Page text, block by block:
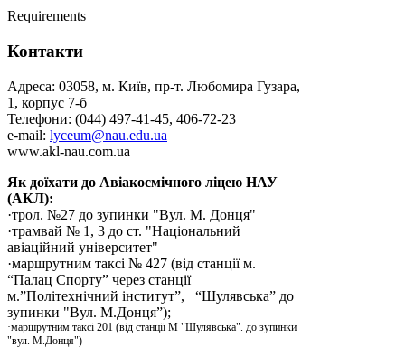
Requirements
Контакти
Адреса: 03058, м. Київ, пр-т. Любомира Гузара,
1, корпус 7-б
Телефони: (044) 497-41-45, 406-72-23
e-mail: lyceum@nau.edu.ua
www.akl-nau.com.ua
Як доїхати до Авіакосмічного ліцею НАУ
(АКЛ):
·трол. №27 до зупинки "Вул. М. Донця"
·трамвай № 1, 3 до ст. "Національний
авіаційний університет"
·маршрутним таксі № 427 (від станції м.
“Палац Спорту” через станції
м.”Політехнічний інститут”, “Шулявська” до
зупинки "Вул. М.Донця”);
·маршрутним таксі 201 (від станції М "Шулявська". до зупинки
"вул. М.Донця")